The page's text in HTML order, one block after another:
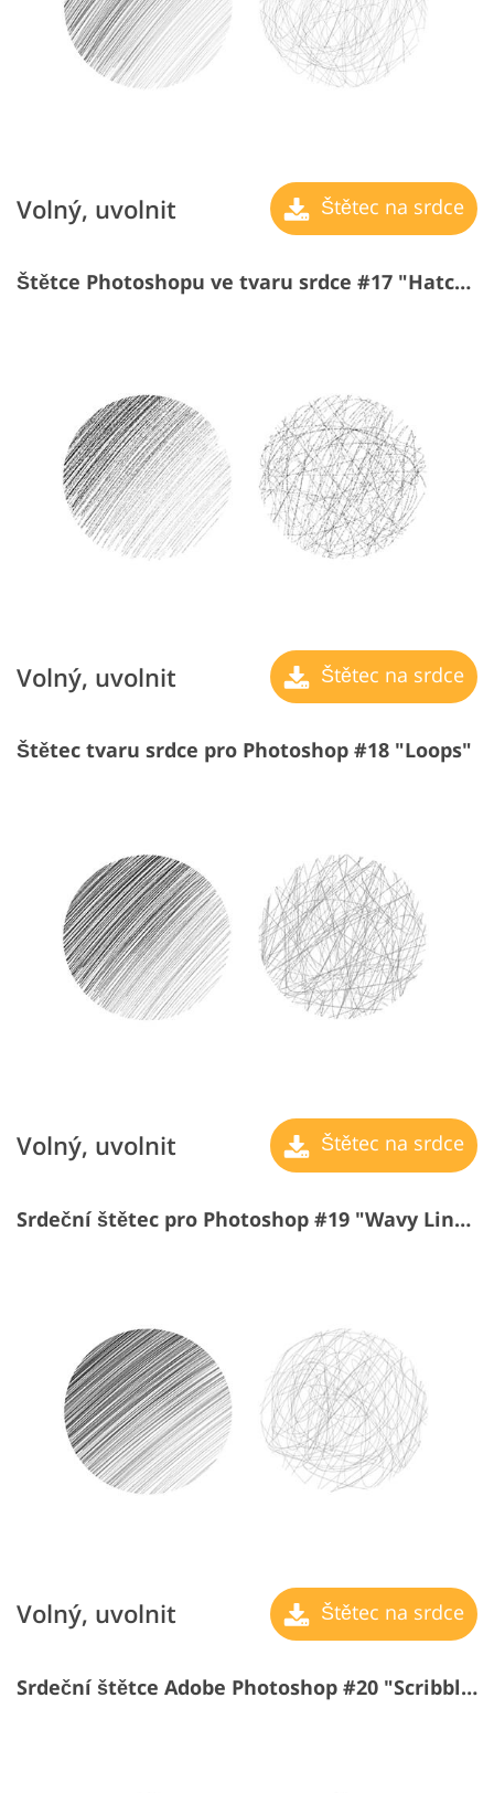
Volný, uvolnit Štětec na srdce
Štětce Photoshopu ve tvaru srdce #17 "Hatching"
Volný, uvolnit Štětec na srdce
Štětec tvaru srdce pro Photoshop #18 "Loops"
Volný, uvolnit Štětec na srdce
Srdeční štětec pro Photoshop #19 "Wavy Lines"
Volný, uvolnit Štětec na srdce
Srdeční štětce Adobe Photoshop #20 "Scribbling"